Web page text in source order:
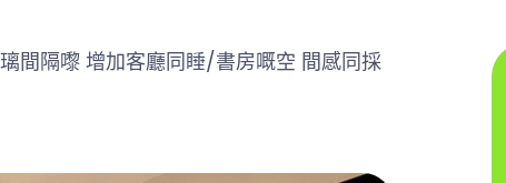
間隔嚟 增加客廳同睡/書房嘅空 間感同採